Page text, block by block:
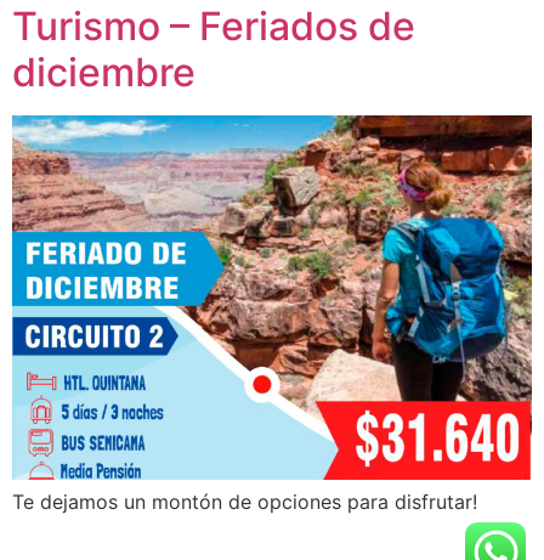
Turismo – Feriados de
diciembre
Te dejamos un montón de opciones para disfrutar!